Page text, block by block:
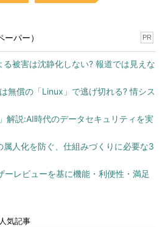
パー） PR
る被害は沈静化しない? 報道では見えな
無償の「Linux」で逃げ切れる? 情シス
解説:AI時代のデータセキュリティを実
属人化を防ぐ、仕組みづくりに必要な3
ーレビューを基に機能・利便性・満足
気記事